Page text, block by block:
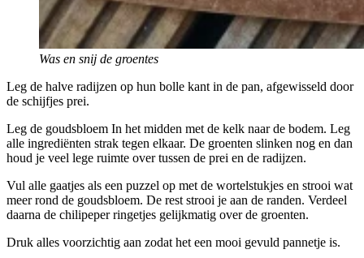
Was en snij de groentes
Leg de halve radijzen op hun bolle kant in de pan, afgewisseld door
de schijfjes prei.
Leg de goudsbloem In het midden met de kelk naar de bodem. Leg
alle ingrediënten strak tegen elkaar. De groenten slinken nog en dan
houd je veel lege ruimte over tussen de prei en de radijzen.
Vul alle gaatjes als een puzzel op met de wortelstukjes en strooi wat
meer rond de goudsbloem. De rest strooi je aan de randen. Verdeel
daarna de chilipeper ringetjes gelijkmatig over de groenten.
Druk alles voorzichtig aan zodat het een mooi gevuld pannetje is.